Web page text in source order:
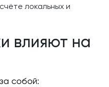
локальных и
влияют на
собой: